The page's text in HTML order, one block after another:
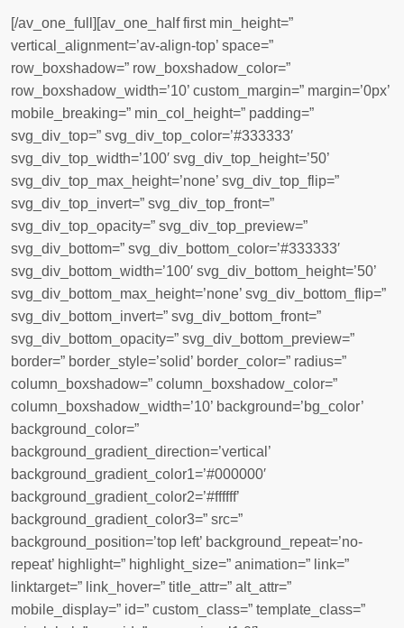
[/av_one_full][av_one_half first min_height=”
vertical_alignment=’av-align-top’ space=”
row_boxshadow=” row_boxshadow_color=”
row_boxshadow_width=’10’ custom_margin=” margin=’0px’
mobile_breaking=” min_col_height=” padding=”
svg_div_top=” svg_div_top_color=’#333333′
svg_div_top_width=’100′ svg_div_top_height=’50’
svg_div_top_max_height=’none’ svg_div_top_flip=”
svg_div_top_invert=” svg_div_top_front=”
svg_div_top_opacity=” svg_div_top_preview=”
svg_div_bottom=” svg_div_bottom_color=’#333333′
svg_div_bottom_width=’100′ svg_div_bottom_height=’50’
svg_div_bottom_max_height=’none’ svg_div_bottom_flip=”
svg_div_bottom_invert=” svg_div_bottom_front=”
svg_div_bottom_opacity=” svg_div_bottom_preview=”
border=” border_style=’solid’ border_color=” radius=”
column_boxshadow=” column_boxshadow_color=”
column_boxshadow_width=’10’ background=’bg_color’
background_color=”
background_gradient_direction=’vertical’
background_gradient_color1=’#000000′
background_gradient_color2=’#ffffff’
background_gradient_color3=” src=”
background_position=’top left’ background_repeat=’no-
repeat’ highlight=” highlight_size=” animation=” link=”
linktarget=” link_hover=” title_attr=” alt_attr=”
mobile_display=” id=” custom_class=” template_class=”